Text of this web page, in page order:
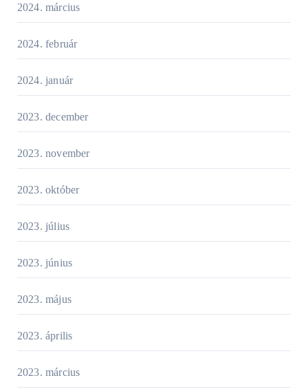
2024. március
2024. február
2024. január
2023. december
2023. november
2023. október
2023. július
2023. június
2023. május
2023. április
2023. március